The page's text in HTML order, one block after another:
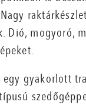
mogyoró,
gyakorlott